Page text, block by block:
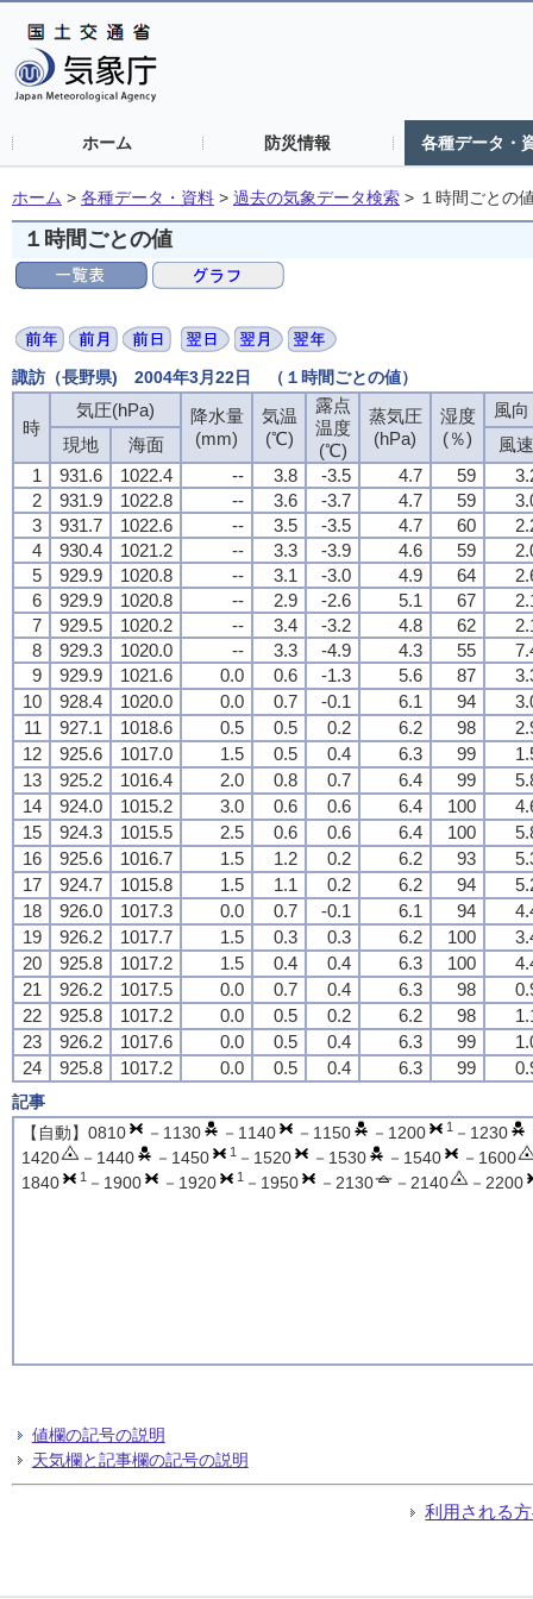
ホーム 防災情報 各種データ・
ホーム > 各種データ・資料 > 過去の気象データ検索 > １時間ごとの
１時間ごとの値
諏訪（長野県) 2004年3月22日 （１時間ごとの値）
時
気圧(hPa)
降水量
(mm)
気温
(℃)
露点
温度
(℃)
蒸気圧
(hPa)
湿度
(％)
風
現地
海面
風速
1
931.6 1022.4 -- 3.8 -3.5 4.7 59
2
931.9 1022.8 -- 3.6 -3.7 4.7 59
3
931.7 1022.6 -- 3.5 -3.5 4.7 60
4
930.4 1021.2 -- 3.3 -3.9 4.6 59
5
929.9 1020.8 -- 3.1 -3.0 4.9 64
6
929.9 1020.8 -- 2.9 -2.6 5.1 67
7
929.5 1020.2 -- 3.4 -3.2 4.8 62
8
929.3 1020.0 -- 3.3 -4.9 4.3 55
9
929.9 1021.6 0.0 0.6 -1.3 5.6 87
10
928.4 1020.0 0.0 0.7 -0.1 6.1 94
11
927.1 1018.6 0.5 0.5 0.2 6.2 98
12
925.6 1017.0 1.5 0.5 0.4 6.3 99
13
925.2 1016.4 2.0 0.8 0.7 6.4 99
14
924.0 1015.2 3.0 0.6 0.6 6.4 100
15
924.3 1015.5 2.5 0.6 0.6 6.4 100
16
925.6 1016.7 1.5 1.2 0.2 6.2 93
17
924.7 1015.8 1.5 1.1 0.2 6.2 94
18
926.0 1017.3 0.0 0.7 -0.1 6.1 94
19
926.2 1017.7 1.5 0.3 0.3 6.2 100
20
925.8 1017.2 1.5 0.4 0.4 6.3 100
21
926.2 1017.5 0.0 0.7 0.4 6.3 98
22
925.8 1017.2 0.0 0.5 0.2 6.2 98
23
926.2 1017.6 0.0 0.5 0.4 6.3 99
24
925.8 1017.2 0.0 0.5 0.4 6.3 99
記事
【自動】0810
－1130 －1140 －1150 －1200 1－1230
1420
－1440 －1450 1－1520 －1530 －1540
－1600
1840
1－1900 －1920 1－1950 －2130 －2140 －2200
値欄の記号の説明
天気欄と記事欄の記号の説明
利用される